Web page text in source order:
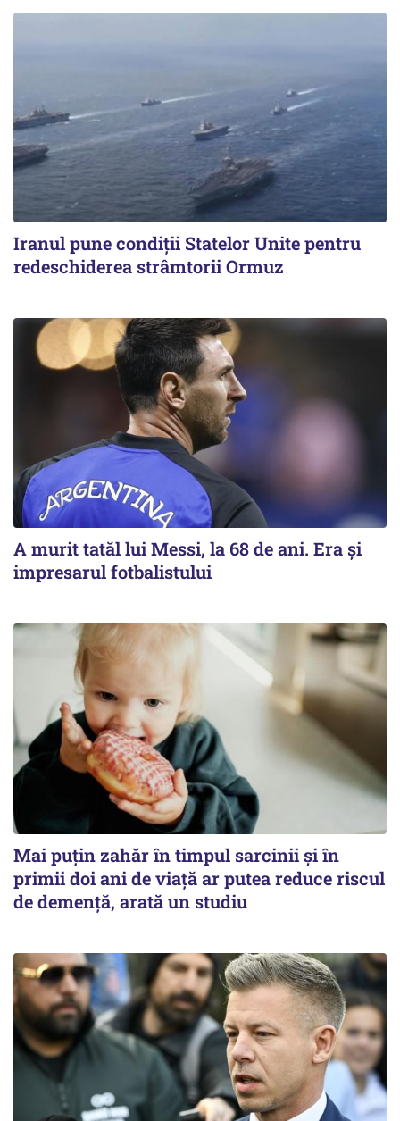
Iranul pune condiții Statelor Unite pentru
redeschiderea strâmtorii Ormuz
A murit tatăl lui Messi, la 68 de ani. Era și
impresarul fotbalistului
Mai puțin zahăr în timpul sarcinii și în
primii doi ani de viață ar putea reduce riscul
de demență, arată un studiu